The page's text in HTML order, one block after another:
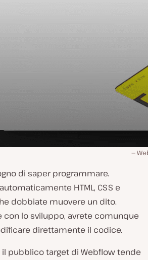
di saper programmare.
HTML, CSS e
dobbiate muovere un dito.
con lo sviluppo, avrete comunque
direttamente il codice.
pubblico target di Webflow tende